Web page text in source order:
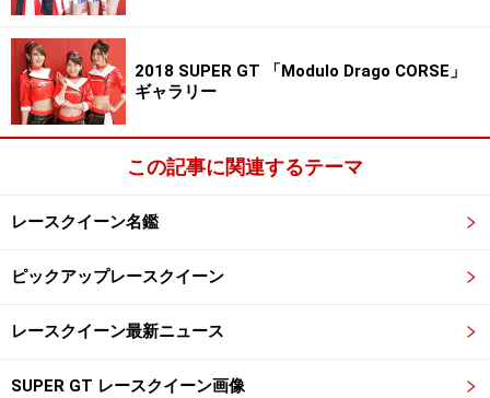
2018 SUPER GT 「Modulo Drago CORSE」
ギャラリー
この記事に関連するテーマ
レースクイーン名鑑
ピックアップレースクイーン
レースクイーン最新ニュース
SUPER GT レースクイーン画像